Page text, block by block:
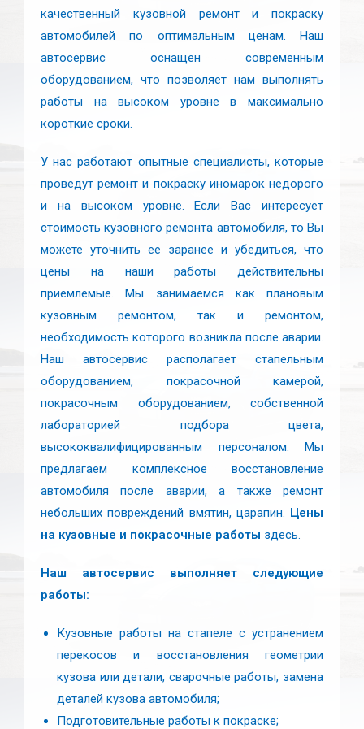
качественный кузовной ремонт и покраску
автомобилей по оптимальным ценам. Наш
автосервис оснащен современным
оборудованием, что позволяет нам выполнять
работы на высоком уровне в максимально
короткие сроки.
У нас работают опытные специалисты, которые
проведут ремонт и покраску иномарок недорого
и на высоком уровне. Если Вас интересует
стоимость кузовного ремонта автомобиля, то Вы
можете уточнить ее заранее и убедиться, что
цены на наши работы действительны
приемлемые. Мы занимаемся как плановым
кузовным ремонтом, так и ремонтом,
необходимость которого возникла после аварии.
Наш автосервис располагает стапельным
оборудованием, покрасочной камерой,
покрасочным оборудованием, собственной
лабораторией подбора цвета,
высококвалифицированным персоналом. Мы
предлагаем комплексное восстановление
автомобиля после аварии, а также ремонт
небольших повреждений вмятин, царапин. Цены
на кузовные и покрасочные работы здесь.
Наш автосервис выполняет следующие
работы:
Кузовные работы на стапеле с устранением
перекосов и восстановления геометрии
кузова или детали, сварочные работы, замена
деталей кузова автомобиля;
Подготовительные работы к покраске;